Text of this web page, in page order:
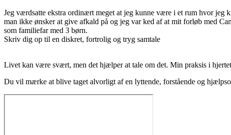
Jeg værdsatte ekstra ordinært meget at jeg kunne være i et rum hvor jeg
man ikke ønsker at give afkald på og jeg var ked af at mit forløb med
som familiefar med 3 børn.
Skriv dig op til en diskret, fortrolig og tryg samtale
Livet kan være svært, men det hjælper at tale om det. Min praksis i
Du vil mærke at blive taget alvorligt af en lyttende, forstående og